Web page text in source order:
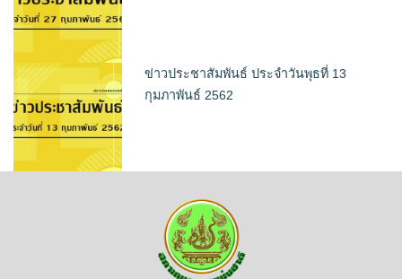
ข่าวประชาสัมพันธ์ ประจำวันพุธที่ 13
กุมภาพันธ์ 2562